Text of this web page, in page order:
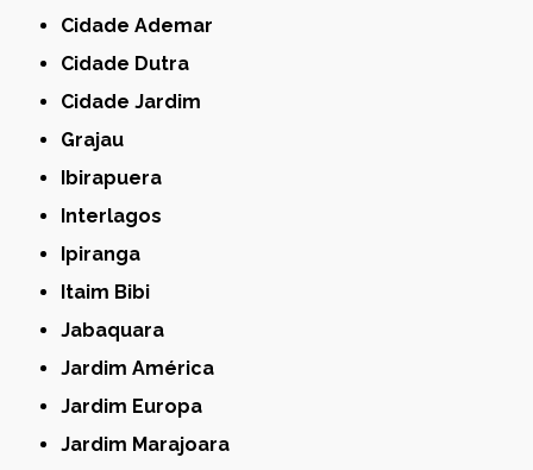
Cidade Ademar
Cidade Dutra
Cidade Jardim
Grajau
Ibirapuera
Interlagos
Ipiranga
Itaim Bibi
Jabaquara
Jardim América
Jardim Europa
Jardim Marajoara